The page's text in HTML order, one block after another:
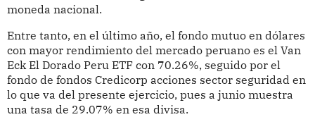
moneda nacional.
Entre tanto, en el último año, el fondo mutuo en dólares
con mayor rendimiento del mercado peruano es el Van
Eck El Dorado Peru ETF con 70.26%, seguido por el
fondo de fondos Credicorp acciones sector seguridad en
lo que va del presente ejercicio, pues a junio muestra
una tasa de 29.07% en esa divisa.